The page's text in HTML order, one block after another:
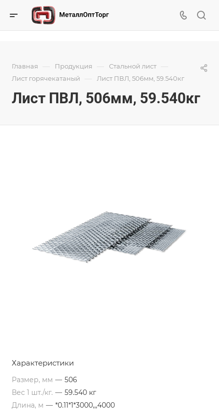
Главная — Продукция — Стальной лист —
Лист горячекатаный — Лист ПВЛ, 506мм, 59.540кг
Лист ПВЛ, 506мм, 59.540кг
Характеристики
Размер, мм — 506
Вес 1 шт./кг. — 59.540 кг
Длина, м — *0.11*1*3000,,,4000